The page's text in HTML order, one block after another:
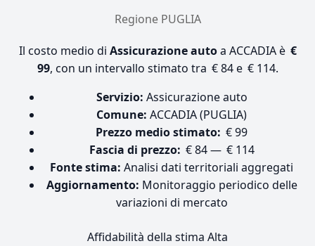
Regione PUGLIA
Il costo medio di Assicurazione autoa ACCADIA è €
99, con un intervallo stimato tra € 84 e € 114.
Servizio: Assicurazione auto
Comune: ACCADIA (PUGLIA)
Prezzo medio stimato: € 99
Fascia di prezzo: € 84 — € 114
Fonte stima: Analisi dati territoriali aggregati
Aggiornamento: Monitoraggio periodico delle
variazioni di mercato
Affidabilità della stima Alta